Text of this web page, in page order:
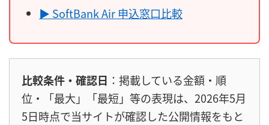
▶ SoftBank Air 申込窓口比較
比較条件・確認日 ：掲載している金額・順
位・「最大」「最短」等の表現は、2026年5月
5日時点で当サイトが確認した公開情報をもと